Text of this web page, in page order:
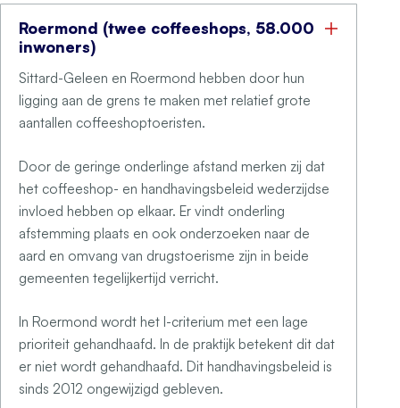
Roermond (twee coffeeshops, 58.000
inwoners)
Sittard-Geleen en Roermond hebben door hun
ligging aan de grens te maken met relatief grote
aantallen coffeeshoptoeristen.
Door de geringe onderlinge afstand merken zij dat
het coffeeshop- en handhavingsbeleid wederzijdse
invloed hebben op elkaar. Er vindt onderling
afstemming plaats en ook onderzoeken naar de
aard en omvang van drugstoerisme zijn in beide
gemeenten tegelijkertijd verricht.
In Roermond wordt het I-criterium met een lage
prioriteit gehandhaafd. In de praktijk betekent dit dat
er niet wordt gehandhaafd. Dit handhavingsbeleid is
sinds 2012 ongewijzigd gebleven.